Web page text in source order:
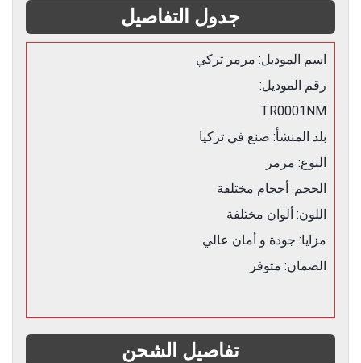
جدول التفاصيل
اسم الموديل: مرمر تركي
رقم الموديل:
TR0001NM
بلد المنشأ: صنع في تركيا
النوع: مرمر
الحجم: أحجام مختلفة
اللون: ألوان مختلفة
مزايا: جودة و أمان عالي
الضمان: متوفر
تفاصيل الشحن